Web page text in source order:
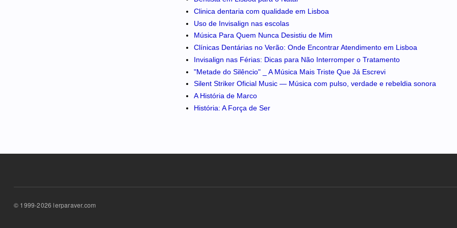
Clinica dentaria com qualidade em Lisboa
Uso de Invisalign nas escolas
Música Para Quem Nunca Desistiu de Mim
Clínicas Dentárias no Verão: Onde Encontrar Atendimento em Lisboa
Invisalign nas Férias: Dicas para Não Interromper o Tratamento
"Metade do Silêncio" _ A Música Mais Triste Que Já Escrevi
Silent Striker Oficial Music — Música com pulso, verdade e rebeldia sonora
A História de Marco
História: A Força de Ser
© 1999-2026 lerparaver.com